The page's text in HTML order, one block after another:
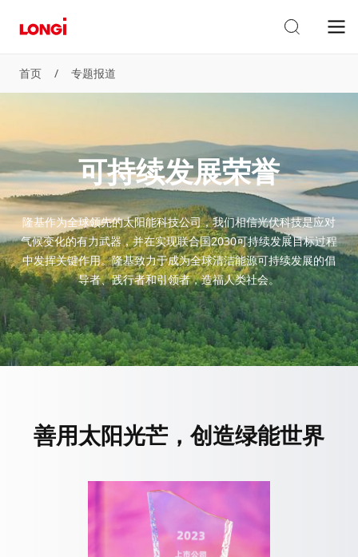
首页 / 专题报道
可持续发展荣誉
隆基作为全球领先的太阳能科技公司，我们相信光伏科技是应对
气候变化的有力武器，并在实现联合国2030可持续发展目标过程
中发挥关键作用。隆基致力于成为全球清洁能源可持续发展的倡
导者、践行者和引领者，造福人类社会。
善用太阳光芒，创造绿能世界